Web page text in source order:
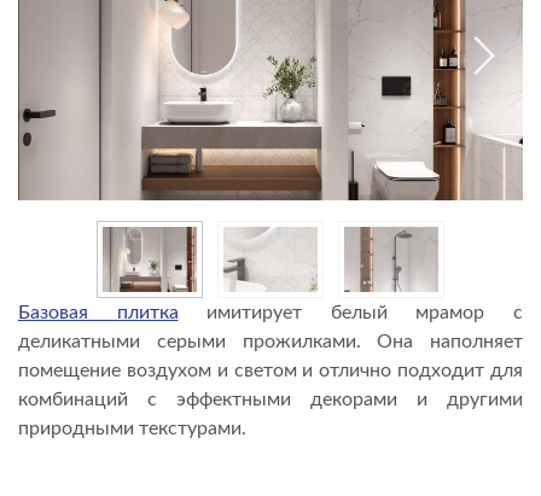
Базовая плитка имитирует белый мрамор с
деликатными серыми прожилками. Она наполняет
помещение воздухом и светом и отлично подходит для
комбинаций с эффектными декорами и другими
природными текстурами.